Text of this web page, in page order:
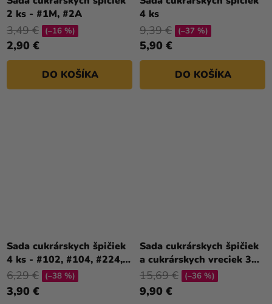
2 ks - #1M, #2A
2,90 €
3,49 € (–16 %)
DO KOŠÍKA
4 ks
5,90 €
9,39 € (–37 %)
DO KOŠÍKA
Sada cukrárskych špičiek
4 ks - #102, #104, #224,
#352
3,90 €
6,29 € (–38 %)
Sada cukrárskych špičiek
a cukrárskych vreciek 3D
Love 6 ks
9,90 €
15,69 € (–36 %)